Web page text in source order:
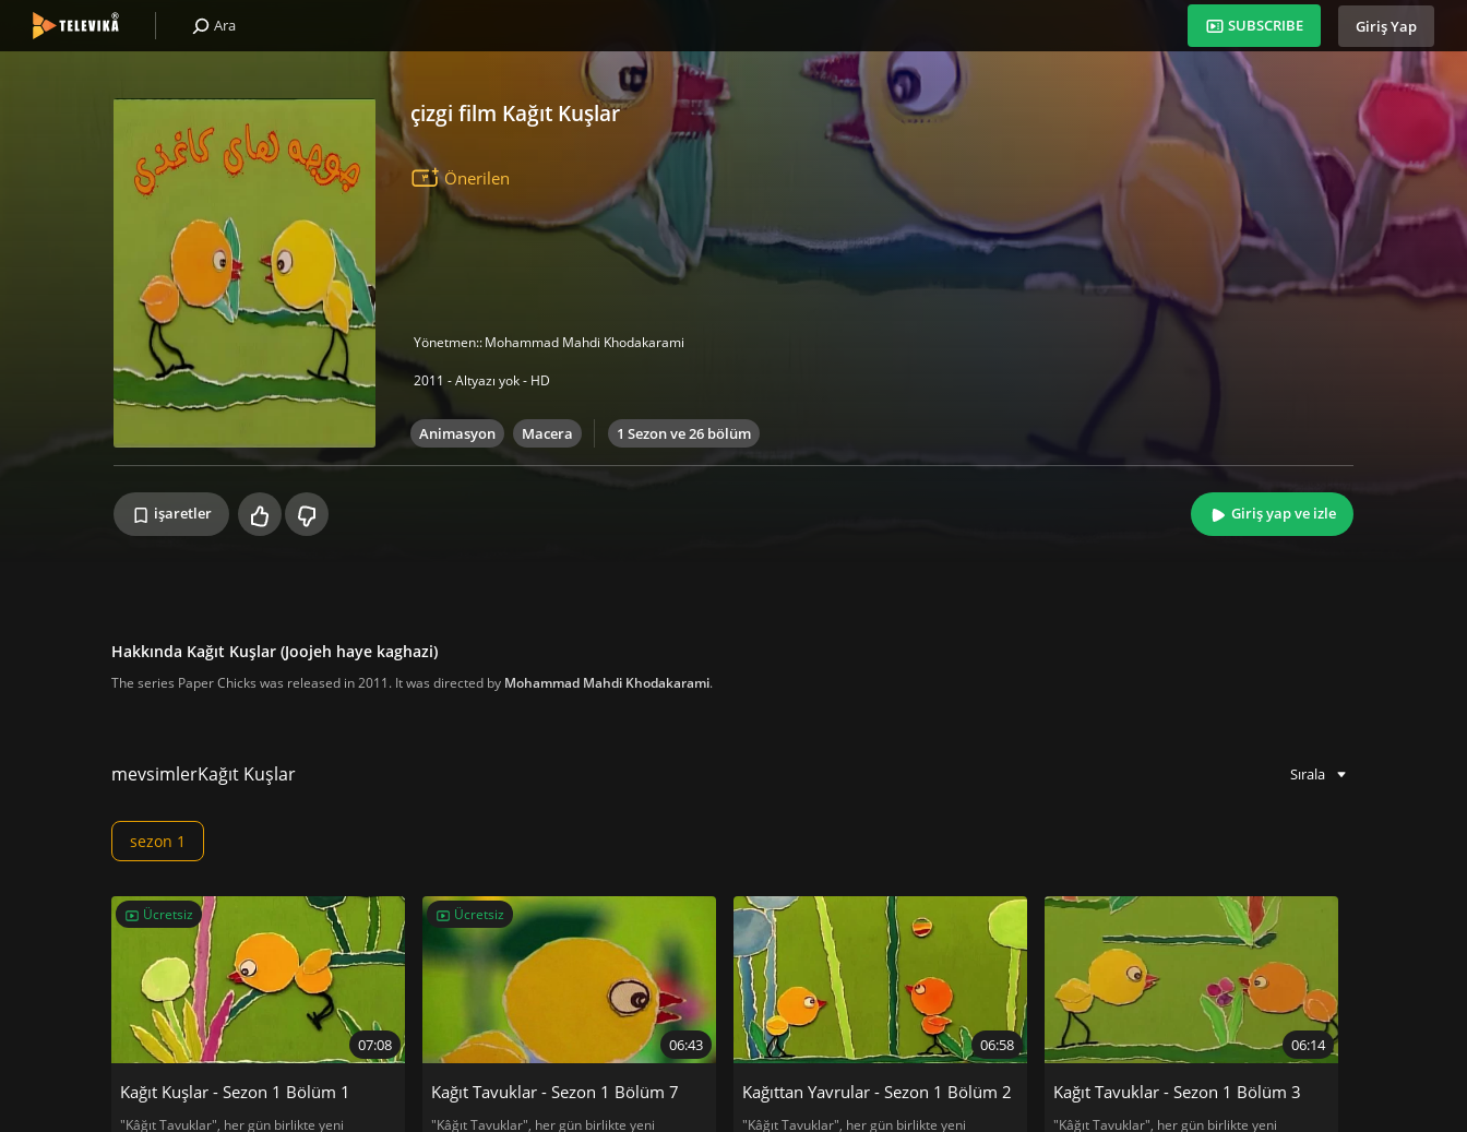
Ara SUBSCRIBE Giriş Yap
çizgi film Kağıt Kuşlar
Önerilen
Yönetmen::Mohammad Mahdi Khodakarami
2011 - Altyazı yok - HD
Animasyon Macera 1 Sezon ve 26 bölüm
işaretler Giriş yap ve izle
Hakkında Kağıt Kuşlar (Joojeh haye kaghazi)
The series Paper Chicks was released in 2011. It was directed by Mohammad Mahdi Khodakarami.
mevsimlerKağıt Kuşlar Sırala
sezon 1
Ücretsiz
07:08
Kağıt Kuşlar - Sezon 1 Bölüm 1
"Kâğıt Tavuklar", her gün birlikte yeni
Ücretsiz
06:43
Kağıt Tavuklar - Sezon 1 Bölüm 7
"Kâğıt Tavuklar", her gün birlikte yeni
06:58
Kağıttan Yavrular - Sezon 1 Bölüm 2
"Kâğıt Tavuklar", her gün birlikte yeni
06:14
Kağıt Tavuklar - Sezon 1 Bölüm 3
"Kâğıt Tavuklar", her gün birlikte yeni